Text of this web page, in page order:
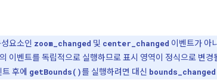
요소인 zoom_changed 및 center_changed 이벤트가 아
이벤트를 독립적으로 실행하므로 표시 영역이 정식으로 변경
후에 getBounds()를 실행하려면 대신 bounds_changed